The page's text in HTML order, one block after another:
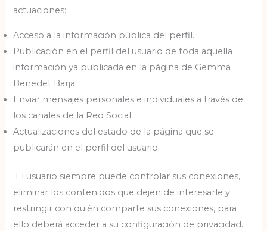
actuaciones:
Acceso a la información pública del perfil.
Publicación en el perfil del usuario de toda aquella
información ya publicada en la página de Gemma
Benedet Barja.
Enviar mensajes personales e individuales a través de
los canales de la Red Social.
Actualizaciones del estado de la página que se
publicarán en el perfil del usuario.
El usuario siempre puede controlar sus conexiones,
eliminar los contenidos que dejen de interesarle y
restringir con quién comparte sus conexiones, para
ello deberá acceder a su configuración de privacidad.